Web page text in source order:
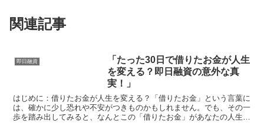
関連記事
即日融資
「たった30日で借りたお金が人生
を変える？即日融資の意外な真
実！」
はじめに：借りたお金が人生を変える？「借りたお金」という言葉に
は、確かに少し恐れや不安がつきものかもしれません。でも、その一
歩を踏み出してみると、なんとこの「借りたお金」があなたの人生を